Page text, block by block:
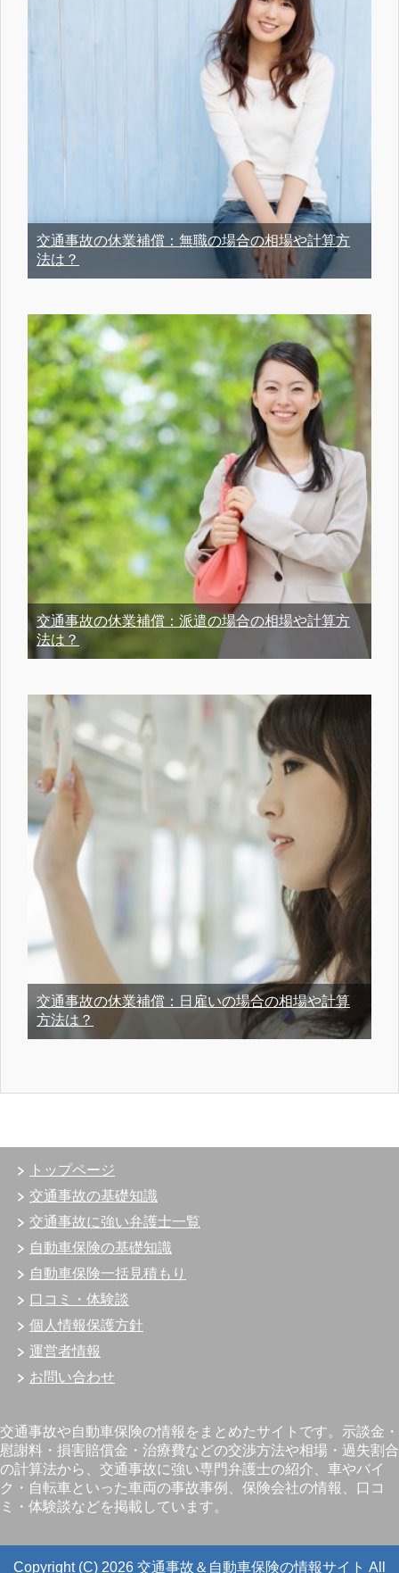
交通事故の休業補償：無職の場合の相場や計算方
法は？
交通事故の休業補償：派遣の場合の相場や計算方
法は？
交通事故の休業補償：日雇いの場合の相場や計算
方法は？
トップページ
交通事故の基礎知識
交通事故に強い弁護士一覧
自動車保険の基礎知識
自動車保険一括見積もり
口コミ・体験談
個人情報保護方針
運営者情報
お問い合わせ
交通事故や自動車保険の情報をまとめたサイトです。示談金・
慰謝料・損害賠償金・治療費などの交渉方法や相場・過失割合
の計算法から、交通事故に強い専門弁護士の紹介、車やバイ
ク・自転車といった車両の事故事例、保険会社の情報、口コ
ミ・体験談などを掲載しています。
Copyright (C) 2026 交通事故＆自動車保険の情報サイト All